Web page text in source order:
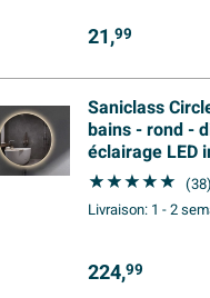
21,99
Saniclass
bains - rond -
éclairage LED
miroir -
(38)
Livraison: 1 - 2
224,99